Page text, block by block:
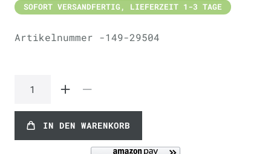
SOFORT VERSANDFERTIG, LIEFERZEIT 1-3 TAGE
Artikelnummer -149-29504
IN DEN WARENKORB